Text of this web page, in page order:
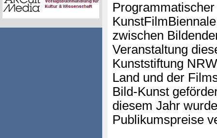
zwischen
Veranstaltung
Kunststiftung
Land und der
Bild-Kunst
diesem Jahr
Publikumspreise